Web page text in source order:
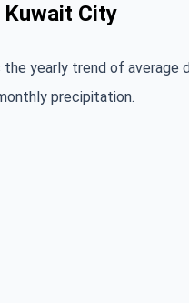
City
yearly trend of average
precipitation.